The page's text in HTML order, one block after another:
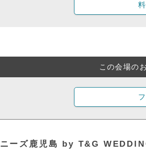
この会場の
ニーズ鹿児島 by T&G